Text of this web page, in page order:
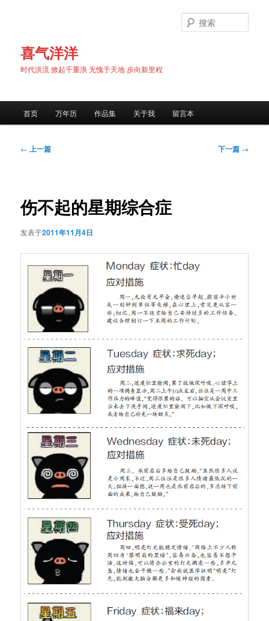
喜气洋洋
时代洪流 掀起千重浪 无愧于天地 步向新里程
索
首页 万年历 作品集 关于我 留言本
文
← 上一篇 下一篇 →
伤不起的星期综合症
发表于2011年11月4日